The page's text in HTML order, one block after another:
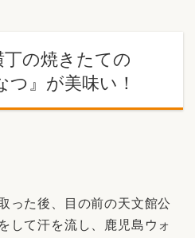
丁の焼きたての
つ』が美味い！
った後、目の前の天文館公
して汗を流し、鹿児島ウォ